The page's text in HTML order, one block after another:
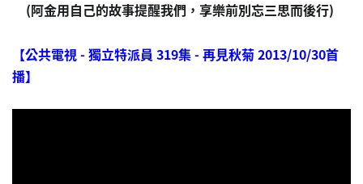
(阿金用自己的故事提醒我們，享樂前別忘三思而後行)
【公共電視 - 獨立特派員 319集 - 再見秋菊 2013/10/30首
播】